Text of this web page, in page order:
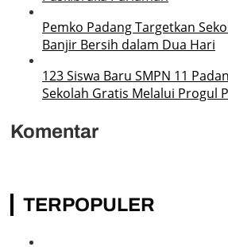
Pemko Padang Targetkan
Banjir Bersih dalam Dua Hari
123 Siswa Baru SMPN 11
Sekolah Gratis Melalui Progul
Komentar
TERPOPULER